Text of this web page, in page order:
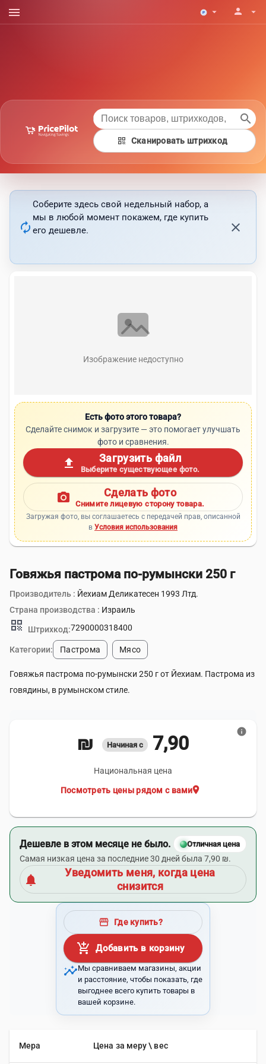
menu arrow_drop_down person arrow_drop_down
search
qr_code Сканировать штрихкод
autorenew
Соберите здесь свой недельный набор, а
мы в любой момент покажем, где купить
его дешевле.
close
Изображение недоступно
Есть фото этого товара?
Сделайте снимок и загрузите — это помогает улучшать
фото и сравнения.
upload Загрузить файл
Выберите существующее фото.
photo_camera Сделать фото
Снимите лицевую сторону товара.
Загружая фото, вы соглашаетесь с передачей прав, описанной
в Условия использования
Говяжья пастрома по-румынски 250 г
Производитель : Йехиам Деликатесен 1993 Лтд.
Страна производства : Израиль
qr_code Штрихкод:7290000318400
Категории: Пастрома Мясо
Говяжья пастрома по-румынски 250 г от Йехиам. Пастрома из
говядины, в румынском стиле.
Начиная с 7,90 ₪
Национальная цена
location_on
Посмотреть цены рядом с вами
info
Дешевле в этом месяце не было. Отличная цена
Самая низкая цена за последние 30 дней была 7,90 ₪.
notifications
Уведомить меня, когда цена
снизится
storefront Где купить?
add_shopping_cart Добавить в корзину
insightsМы сравниваем магазины, акции
и расстояние, чтобы показать, где
выгоднее всего купить товары в
вашей корзине.
Мера Цена за меру \ вес